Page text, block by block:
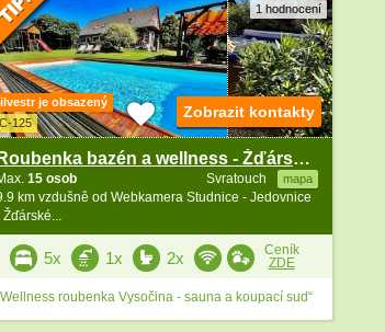
1 hodnocení
je obsazený
125
Roubenka bazén a wellness - Žďárské vrchy
Svratouch mapa
15 osob
km vzdušně od Webkamera Studnice - Jedovnice
Žďárské...
Zobrazit kontakty
5x 1x 2x
Ceník
ZDE
roubenka Vysočina - sauna a koupací sud“